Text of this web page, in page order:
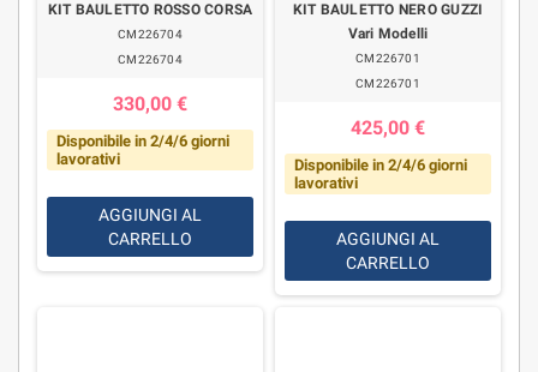
KIT BAULETTO ROSSO CORSA
CM226704
CM226704
330,00 €
Disponibile in 2/4/6 giorni
lavorativi
AGGIUNGI AL
CARRELLO
KIT BAULETTO NERO GUZZI
Vari Modelli
CM226701
CM226701
425,00 €
Disponibile in 2/4/6 giorni
lavorativi
AGGIUNGI AL
CARRELLO